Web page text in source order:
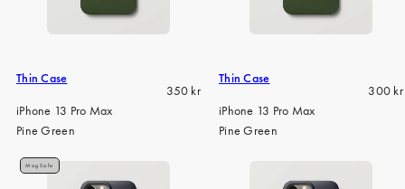
iPhone 15
iPhone 13 Pro
iPhone 13
Thin Case
Regular
350 kr
iPhone 13 Pro Max
Pine Green
Thin Case
300 kr
iPhone 13 Pro Max
Pine Green
MagSafe